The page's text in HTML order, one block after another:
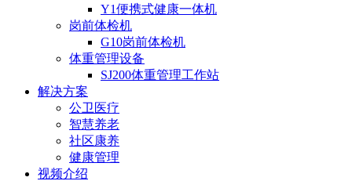
Y1便携式健康一体机
岗前体检机
G10岗前体检机
体重管理设备
SJ200体重管理工作站
解决方案
公卫医疗
智慧养老
社区康养
健康管理
视频介绍